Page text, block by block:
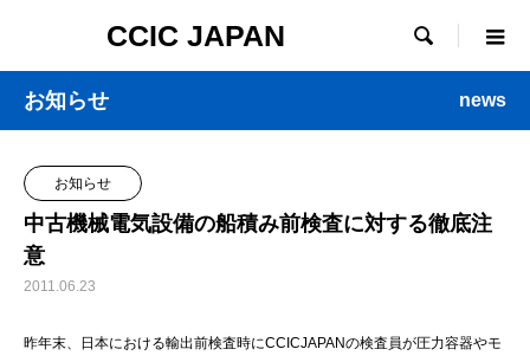
CCIC JAPAN 
お知らせ news
お知らせ
中古機械電気設備の船積み前検査に対する徹底注
意
2011.06.23
昨年末、日本における輸出前検査時にCCICJAPANの検査員が圧力容器やモ